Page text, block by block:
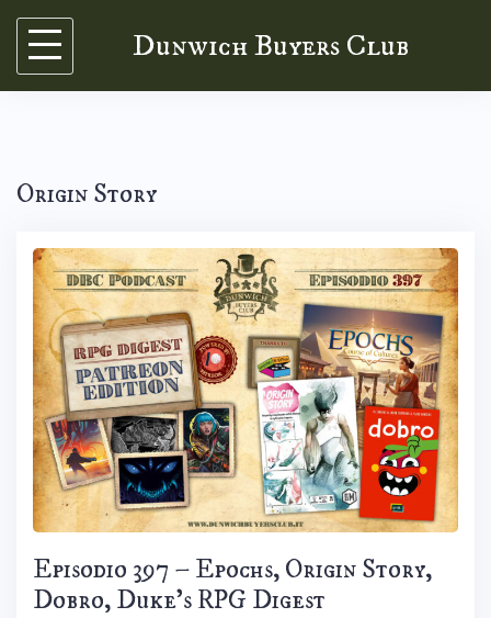
Skip
content
Dunwich Buyers Club
Origin Story
Episodio 397 – Epochs, Origin Story,
Dobro, Duke’s RPG Digest